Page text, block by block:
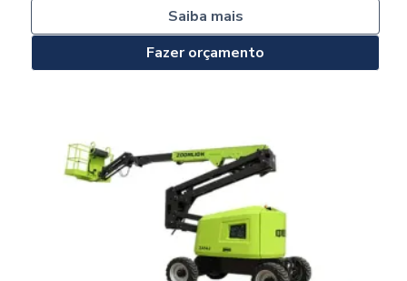
Saiba mais
Fazer orçamento